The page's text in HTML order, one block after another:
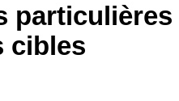
cibles